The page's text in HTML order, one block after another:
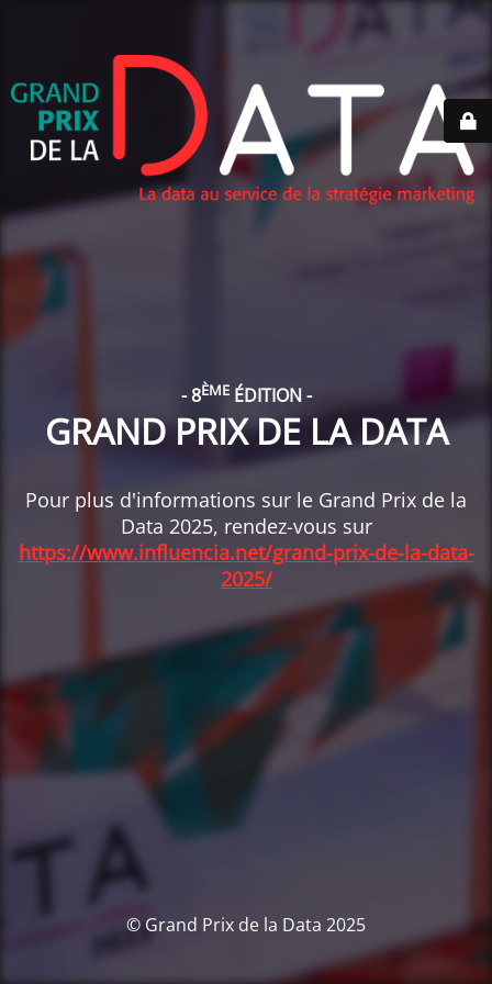
- 8ÈMEÉDITION -
GRAND PRIX DE LA DATA
Pour plus d'informations sur le Grand Prix de la
Data 2025, rendez-vous sur
https://www.influencia.net/grand-prix-de-la-data-
2025/
© Grand Prix de la Data 2025